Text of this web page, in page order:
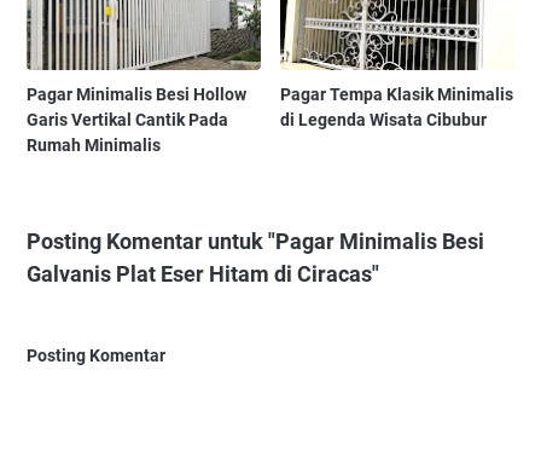
Pagar Minimalis Besi Hollow
Garis Vertikal Cantik Pada
Rumah Minimalis
Pagar Tempa Klasik Minimalis
di Legenda Wisata Cibubur
Posting Komentar untuk "Pagar Minimalis Besi
Galvanis Plat Eser Hitam di Ciracas"
Posting Komentar